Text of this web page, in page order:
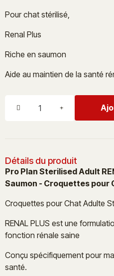
Pour chat stérilisé,
Renal Plus
Riche en saumon
Aide au maintien de la santé
Détails du produit
Pro Plan Sterilised Adult
Saumon - Croquettes pour
Croquettes pour Chat Adulte
RENAL PLUS est une
fonction rénale saine
Conçu spécifiquement pour
santé.